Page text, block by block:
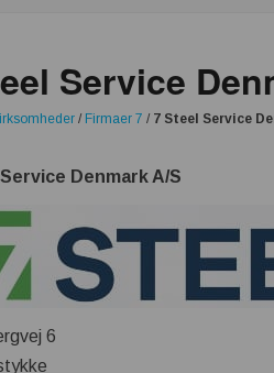
Service
/ Firmaer 7 / 7 Steel Service
Denmark A/S
6